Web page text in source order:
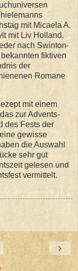
mit Micaela A.
mit Liv Holland.
nach Swinton-
fiktiven
der
Romane
mit einem
zur Advents-
des Fests der
gewisse
die Auswahl
sehr gut
gelesen und
vermittelt.
›